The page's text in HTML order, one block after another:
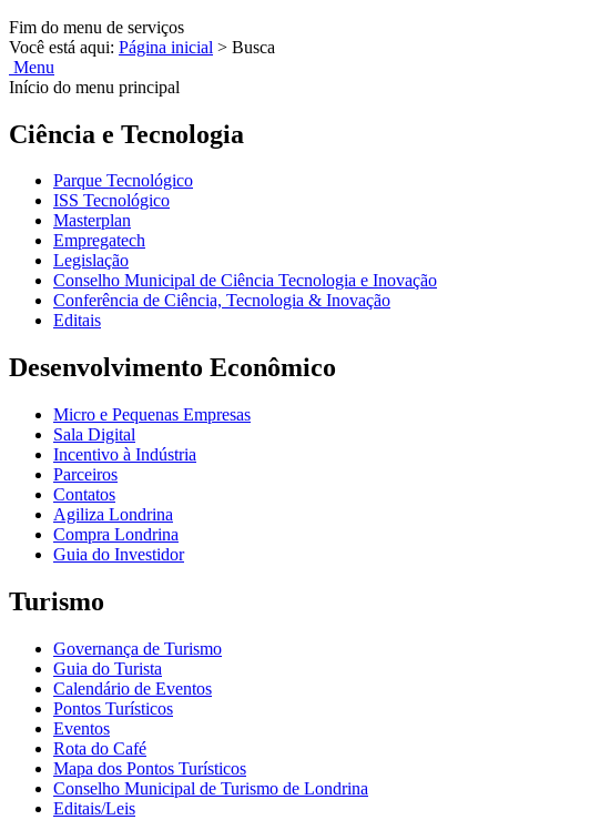
Fim do menu de serviços
Você está aqui: Página inicial > Busca
Menu
Início do menu principal
Ciência e Tecnologia
Parque Tecnológico
ISS Tecnológico
Masterplan
Empregatech
Legislação
Conselho Municipal de Ciência Tecnologia e Inovação
Conferência de Ciência, Tecnologia & Inovação
Editais
Desenvolvimento Econômico
Micro e Pequenas Empresas
Sala Digital
Incentivo à Indústria
Parceiros
Contatos
Agiliza Londrina
Compra Londrina
Guia do Investidor
Turismo
Governança de Turismo
Guia do Turista
Calendário de Eventos
Pontos Turísticos
Eventos
Rota do Café
Mapa dos Pontos Turísticos
Conselho Municipal de Turismo de Londrina
Editais/Leis